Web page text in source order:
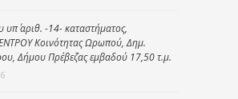
αριθ. -14- καταστήματος,
Κοινότητας Ωρωπού, Δημ.
Δήμου Πρέβεζας εμβαδού 17,50 τ.μ.